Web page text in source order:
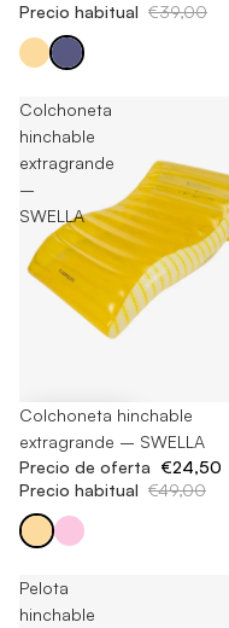
Precio habitual €39,00
Colchoneta
hinchable
extragrande
–
SWELLA
-50%
Colchoneta hinchable
extragrande – SWELLA
Precio de oferta €24,50
Precio habitual €49,00
Pelota
hinchable